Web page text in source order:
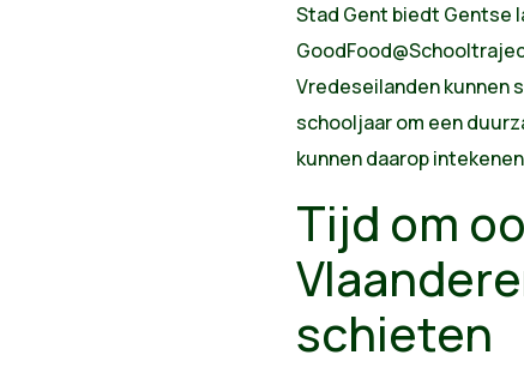
Stad Gent biedt Gentse
Vredeseilanden kunnen
schooljaar om een
kunnen daarop
Tijd om
schieten